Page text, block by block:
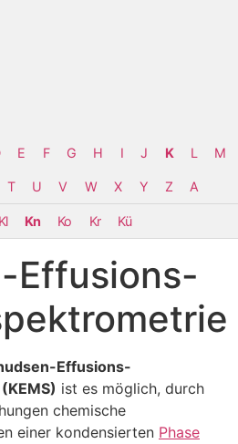
E F G H I J K L M
T U V W X Y Z Α
Kl Kn Ko Kr Kü
Effusions-
Effusions-
ist es möglich, durch
chemische
einer kondensierten Phase